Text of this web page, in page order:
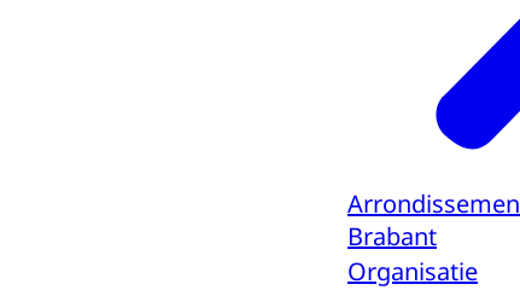
Brabant
Organisatie